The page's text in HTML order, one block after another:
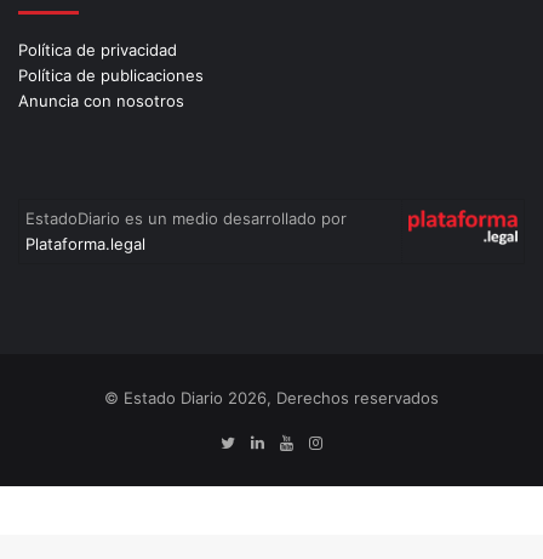
Política de privacidad
Política de publicaciones
Anuncia con nosotros
EstadoDiario es un medio desarrollado por
Plataforma.legal
© Estado Diario 2026, Derechos reservados